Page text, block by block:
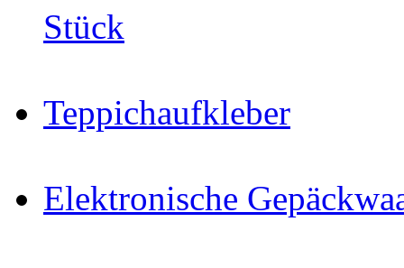
Stück
Teppichaufkleber
Elektronische